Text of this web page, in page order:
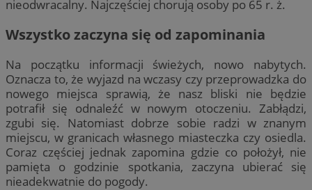
nieodwracalny. Najczęściej chorują osoby po 65 r. ż.
Wszystko zaczyna się od zapominania
Na początku informacji świeżych, nowo nabytych.
Oznacza to, że wyjazd na wczasy czy przeprowadzka do
nowego miejsca sprawią, że nasz bliski nie będzie
potrafił się odnaleźć w nowym otoczeniu. Zabłądzi,
zgubi się. Natomiast dobrze sobie radzi w znanym
miejscu, w granicach własnego miasteczka czy osiedla.
Coraz częściej jednak zapomina gdzie co położył, nie
pamięta o godzinie spotkania, zaczyna ubierać się
nieadekwatnie do pogody.